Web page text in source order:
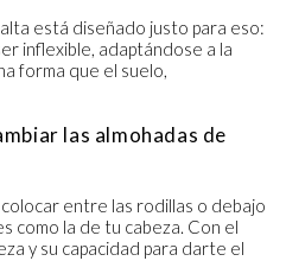
está diseñado justo para eso:
inflexible, adaptándose a la
forma que el suelo,
las almohadas de
entre las rodillas o debajo
como la de tu cabeza. Con el
y su capacidad para darte el